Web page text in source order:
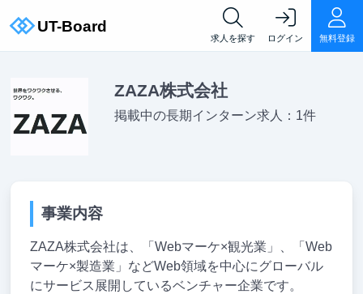
求人を探す ログイン 無料登録
ZAZA株式会社
掲載中の長期インターン求人：1件
事業内容
ZAZA株式会社は、「Webマーケ×観光業」、「Web
マーケ×製造業」などWeb領域を中心にグローバル
にサービス展開しているベンチャー企業です。